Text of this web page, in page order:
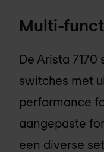
Multi-
De Arista
switches met
performance
aangepaste
een diverse